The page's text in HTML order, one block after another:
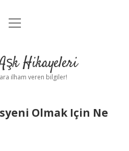
Anasayfa
Uyarı
menüyü
Hikayeleri
ilham veren bilgiler!
Olmak Için Ne